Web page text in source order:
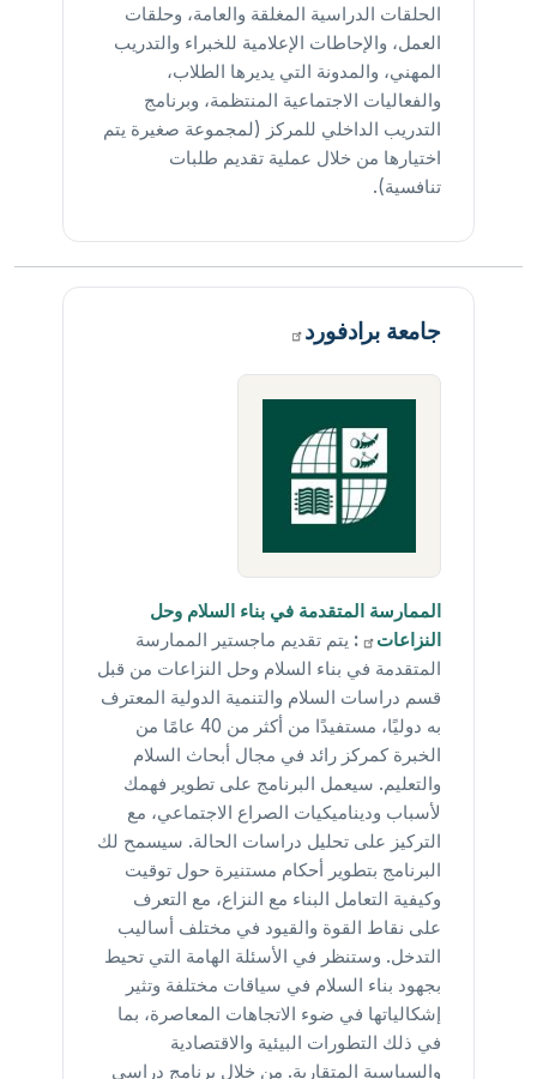
الحلقات الدراسية المغلقة والعامة، وحلقات
العمل، والإحاطات الإعلامية للخبراء والتدريب
المهني، والمدونة التي يديرها الطلاب،
والفعاليات الاجتماعية المنتظمة، وبرنامج
التدريب الداخلي للمركز (لمجموعة صغيرة يتم
اختيارها من خلال عملية تقديم طلبات
تنافسية).
جامعةبرادفورد
الممارسة المتقدمة في بناء السلام وحل
النزاعات
: يتم تقديم ماجستير الممارسة
المتقدمة في بناء السلام وحل النزاعات من قبل
قسم دراسات السلام والتنمية الدولية المعترف
به دوليًا، مستفيدًا من أكثر من 40 عامًا من
الخبرة كمركز رائد في مجال أبحاث السلام
والتعليم. سيعمل البرنامج على تطوير فهمك
لأسباب وديناميكيات الصراع الاجتماعي، مع
التركيز على تحليل دراسات الحالة. سيسمح لك
البرنامج بتطوير أحكام مستنيرة حول توقيت
وكيفية التعامل البناء مع النزاع، مع التعرف
على نقاط القوة والقيود في مختلف أساليب
التدخل. وستنظر في الأسئلة الهامة التي تحيط
بجهود بناء السلام في سياقات مختلفة وتثير
إشكالياتها في ضوء الاتجاهات المعاصرة، بما
في ذلك التطورات البيئية والاقتصادية
والسياسية المتقاربة. من خلال برنامج دراسي